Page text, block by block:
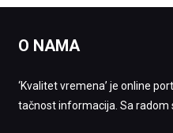
O NAMA
‘Kvalitet vremena’ je online
tačnost informacija. Sa radom